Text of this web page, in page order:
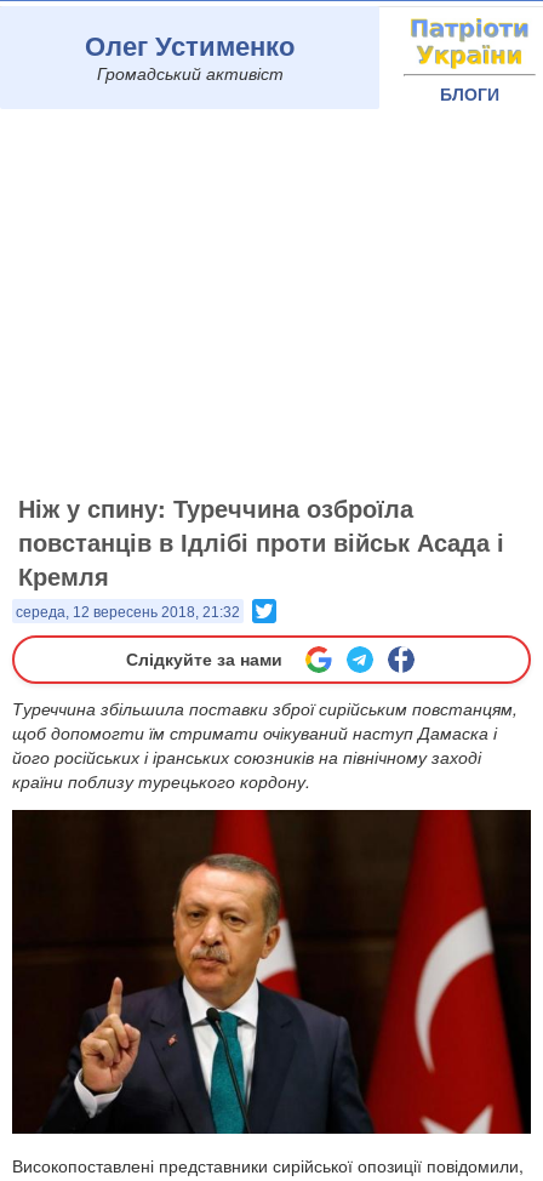
Олег Устименко
Громадський активіст
БЛОГИ
Ніж у спину: Туреччина озброїла
повстанців в Ідлібі проти військ Асада і
Кремля
середа, 12 вересень 2018, 21:32
Слідкуйте за нами
​Туреччина збільшила поставки зброї сирійським повстанцям,
щоб допомогти їм стримати очікуваний наступ Дамаска і
його російських і іранських союзників на північному заході
країни поблизу турецького кордону.
Високопоставлені представники сирійської опозиції повідомили,